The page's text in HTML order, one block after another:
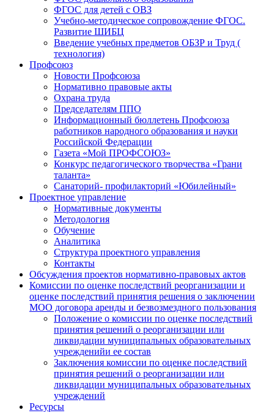
ФГОС для детей с ОВЗ
Учебно-методическое сопровождение ФГОС.
Развитие ШИБЦ
Введение учебных предметов ОБЗР и Труд (
технология)
Профсоюз
Новости Профсоюза
Нормативно правовые акты
Охрана труда
Председателям ППО
Информационный бюллетень Профсоюза
работников народного образования и науки
Российской Федерации
Газета «Мой ПРОФСОЮЗ»
Конкурс педагогического творчества «Грани
таланта»
Санаторий- профилакторий «Юбилейный»
Проектное управление
Нормативные документы
Методология
Обучение
Аналитика
Структура проектного управления
Контакты
Обсуждения проектов нормативно-правовых актов
Комиссии по оценке последствий реорганизации и
оценке последствий принятия решения о заключении
МОО договора аренды и безвозмездного пользования
Положение о комиссии по оценке последствий
принятия решений о реорганизации или
ликвидации муниципальных образовательных
учрежденийи ее состав
Заключения комиссии по оценке последствий
принятия решений о реорганизации или
ликвидации муниципальных образовательных
учреждений
Ресурсы